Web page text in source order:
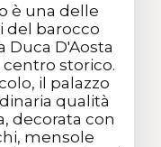
è una delle
del barocco
Duca D'Aosta
centro storico.
il palazzo
qualità
decorata con
mensole